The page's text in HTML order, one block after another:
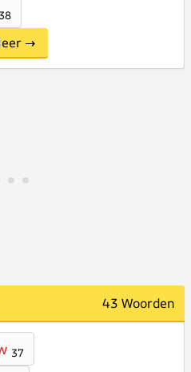
38
→
43 Woorden
37